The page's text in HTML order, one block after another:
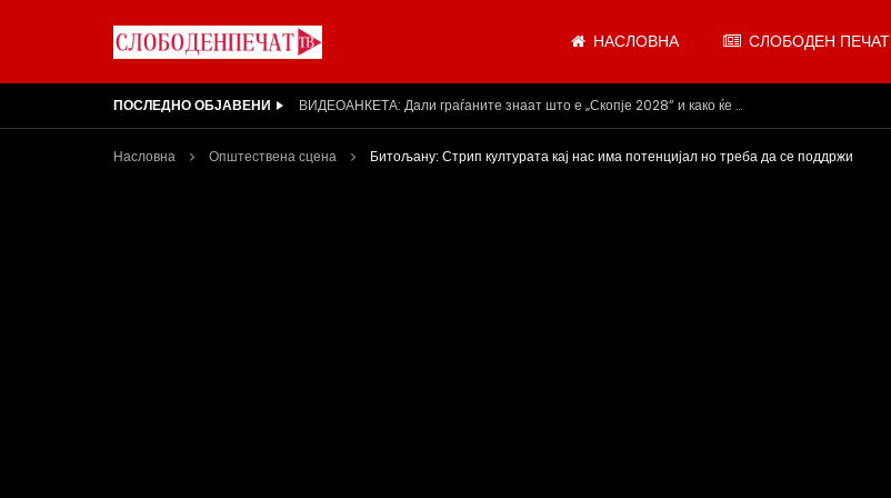
НАСЛОВНА СЛОБОДЕН ПЕЧАТ
ПОСЛЕДНО ОБЈАВЕНИ Вести на „Слободен Печат“ 31.07.2026
Насловна Општествена сцена Битољану: Стрип културата кај нас има потенцијал но треба да се поддржи